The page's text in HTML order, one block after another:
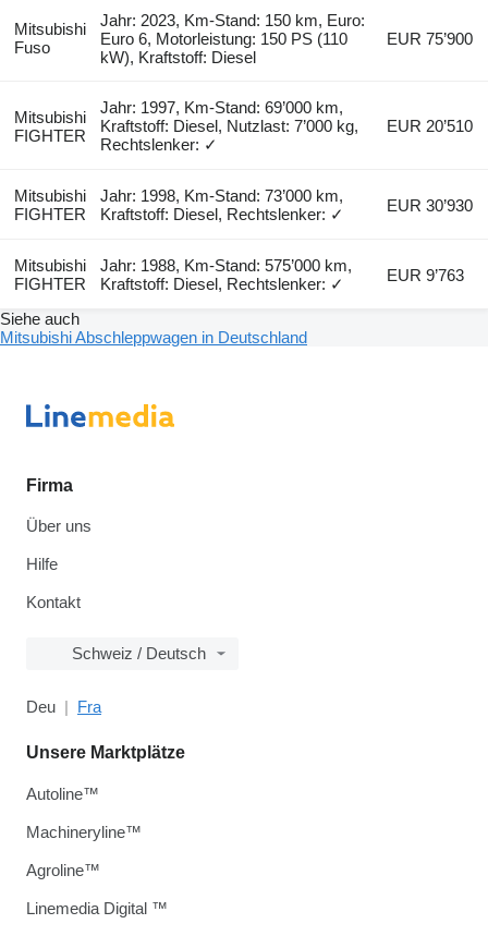
Mitsubishi
Fuso
Jahr: 2023, Km-Stand: 150 km, Euro:
Euro 6, Motorleistung: 150 PS (110
kW), Kraftstoff: Diesel
EUR 75’900
Mitsubishi
FIGHTER
Jahr: 1997, Km-Stand: 69’000 km,
Kraftstoff: Diesel, Nutzlast: 7’000 kg,
Rechtslenker: ✓
EUR 20’510
Mitsubishi
FIGHTER
Jahr: 1998, Km-Stand: 73’000 km,
Kraftstoff: Diesel, Rechtslenker: ✓
EUR 30’930
Mitsubishi
FIGHTER
Jahr: 1988, Km-Stand: 575’000 km,
Kraftstoff: Diesel, Rechtslenker: ✓
EUR 9’763
Siehe auch
Mitsubishi Abschleppwagen in Deutschland
Firma
Über uns
Hilfe
Kontakt
Schweiz / Deutsch
Deu Fra
Unsere Marktplätze
Autoline™
Machineryline™
Agroline™
Linemedia Digital ™